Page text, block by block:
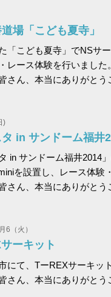
場「こども夏寺」
「こども夏寺」でNSサー
レース体験を行いました。
さん、本当にありがとう
)
in サンドーム福井
in サンドーム福井2014」
を設置し、レース体験
さん、本当にありがとう
6（火）
ーキット
にて、TーREXサーキッ
さん、本当にありがとう